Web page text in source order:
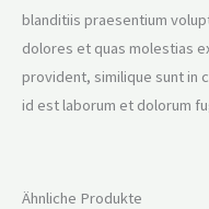
blanditiis praesentium
dolores et quas molestias
provident, similique sunt in
id est laborum et dolorum
Ähnliche Produkte